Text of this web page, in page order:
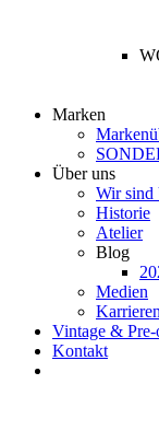
Marken
Über uns
Wir sind
Historie
Atelier
Blog
Medien
Vintage & Pre-
Kontakt